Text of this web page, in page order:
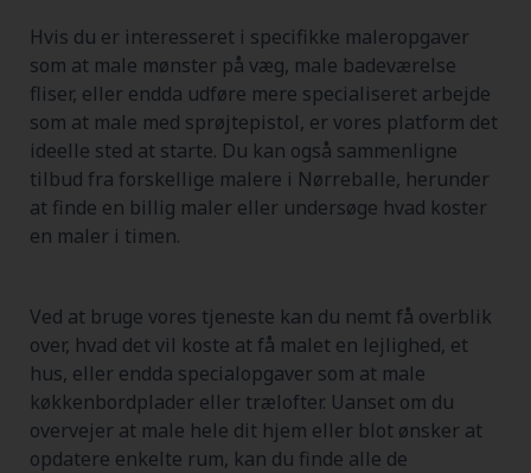
Hvis du er interesseret i specifikke maleropgaver
som at male mønster på væg, male badeværelse
fliser, eller endda udføre mere specialiseret arbejde
som at male med sprøjtepistol, er vores platform det
ideelle sted at starte. Du kan også sammenligne
tilbud fra forskellige malere i Nørreballe, herunder
at finde en billig maler eller undersøge hvad koster
en maler i timen.
Ved at bruge vores tjeneste kan du nemt få overblik
over, hvad det vil koste at få malet en lejlighed, et
hus, eller endda specialopgaver som at male
køkkenbordplader eller trælofter. Uanset om du
overvejer at male hele dit hjem eller blot ønsker at
opdatere enkelte rum, kan du finde alle de